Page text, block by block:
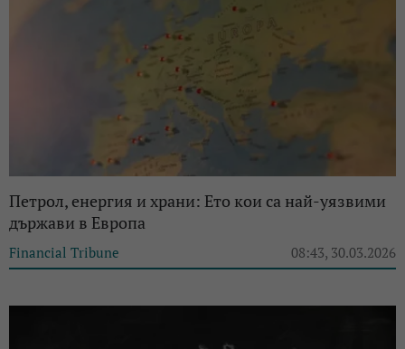
Петрол, енергия и храни: Ето кои са най-уязвими
държави в Европа
Financial Tribune 08:43, 30.03.2026